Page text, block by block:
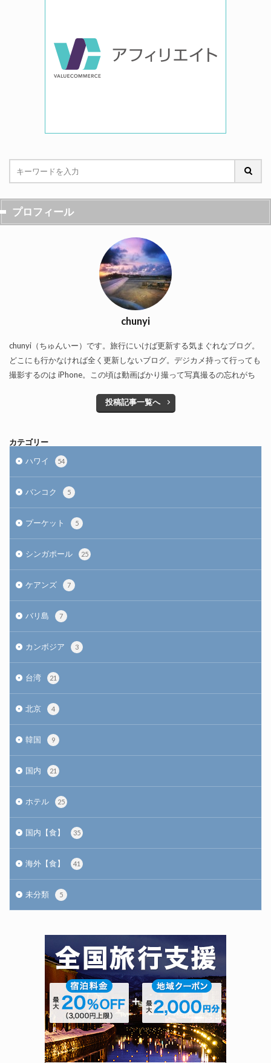
プロフィール
chunyi
chunyi（ちゅんいー）です。旅行にいけば更新する気まぐれなブログ。
どこにも行かなければ全く更新しないブログ。デジカメ持って行っても
撮影するのは iPhone。この頃は動画ばかり撮って写真撮るの忘れがち
投稿記事一覧へ
カテゴリー
ハワイ
54
バンコク 5
プーケット 5
シンガポール 25
ケアンズ 7
バリ島 7
カンボジア 3
台湾 21
北京 4
韓国 9
国内 21
ホテル 25
国内【食】 35
海外【食】 41
未分類 5